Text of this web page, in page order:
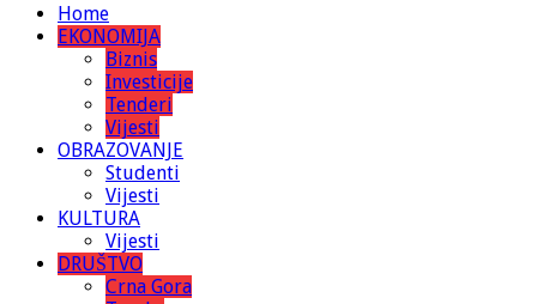
Home
EKONOMIJA
Biznis
Investicije
Tenderi
Vijesti
OBRAZOVANJE
Studenti
Vijesti
KULTURA
Vijesti
DRUŠTVO
Crna Gora